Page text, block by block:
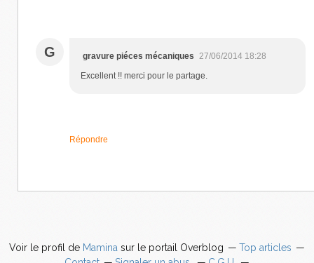
G gravure piéces mécaniques
27/06/2014 18:28
Excellent !! merci pour le partage.
Répondre
Voir le profil de Mamina sur le portail Overblog
Top articles